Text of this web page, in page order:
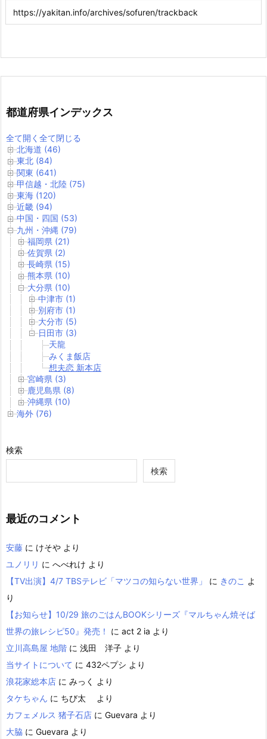
都道府県インデックス
全て開く 全て閉じる
北海道 (46)
東北 (84)
関東 (641)
甲信越・北陸 (75)
東海 (120)
近畿 (94)
中国・四国 (53)
九州・沖縄 (79)
福岡県 (21)
佐賀県 (2)
長崎県 (15)
熊本県 (10)
大分県 (10)
中津市 (1)
別府市 (1)
大分市 (5)
日田市 (3)
天龍
みくま飯店
想夫恋 新本店
宮崎県 (3)
鹿児島県 (8)
沖縄県 (10)
海外 (76)
検索
検索
最近のコメント
安藤 に けそや より
ユノリリ に へべれけ より
【TV出演】4/7 TBSテレビ「マツコの知らない世界」
に きのこ よ
り
【お知らせ】10/29 旅のごはんBOOKシリーズ『マルちゃん焼そば
世界の旅レシピ50』発売！
に act 2 ia より
立川高島屋 地階 に 浅田 洋子 より
当サイトについて に 432ペプシ より
浪花家総本店 に みっく
より
タケちゃん に ちび太
より
カフェメルス 猪子石店 に Guevara より
大脇 に Guevara より